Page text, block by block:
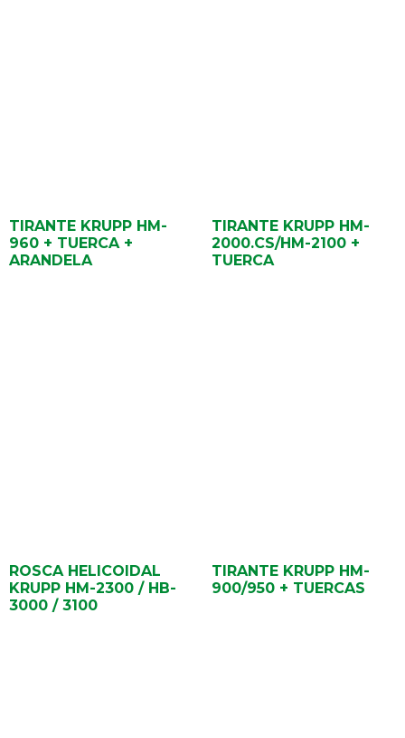
TIRANTE KRUPP HM-
960 + TUERCA +
ARANDELA
TIRANTE KRUPP HM-
2000.CS/HM-2100 +
TUERCA
ROSCA HELICOIDAL
KRUPP HM-2300 / HB-
3000 / 3100
TIRANTE KRUPP HM-
900/950 + TUERCAS